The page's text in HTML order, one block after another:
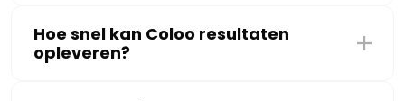
Hoe snel kan Coloo resultaten
opleveren?